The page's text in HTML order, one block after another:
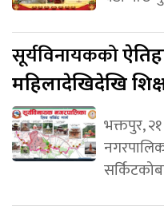
सूर्यविनायकको
महिलादेखिदेखि
भक्तपुर,